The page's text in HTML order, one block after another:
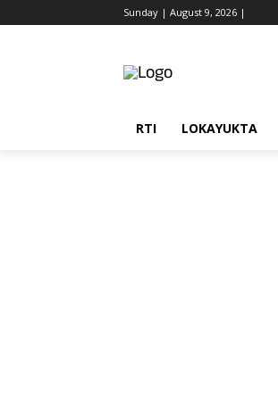
Sunday | August 9, 2026 |
RTI LOKAYUKTA